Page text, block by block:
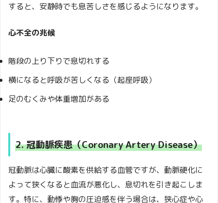
すると、安静時でも息苦しさを感じるようになります。
心不全の兆候
階段の上り下りで息切れする
横になると呼吸が苦しくなる（起座呼吸）
足のむくみや体重増加がある
2. 冠動脈疾患（Coronary Artery Disease）
冠動脈は心臓に酸素を供給する血管ですが、動脈硬化に
よって狭くなると血流が悪化し、息切れを引き起こしま
す。特に、動悸や胸の圧迫感を伴う場合は、狭心症や心